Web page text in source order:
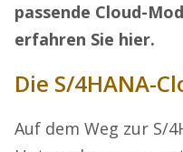
passende Cloud-
erfahren Sie hier.
Die S/4HANA-
Auf dem Weg zur S/